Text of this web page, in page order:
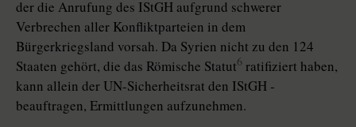
der die Anrufung des IStGH aufgrund schwerer
Verbrechen aller Konfliktparteien in dem
Bürgerkriegsland vorsah. Da Syrien nicht zu den 124
Staaten gehört, die das Römische Statut6 ratifiziert haben,
kann allein der UN-Sicherheitsrat den IStGH ­
beauftragen, Ermittlungen aufzunehmen.